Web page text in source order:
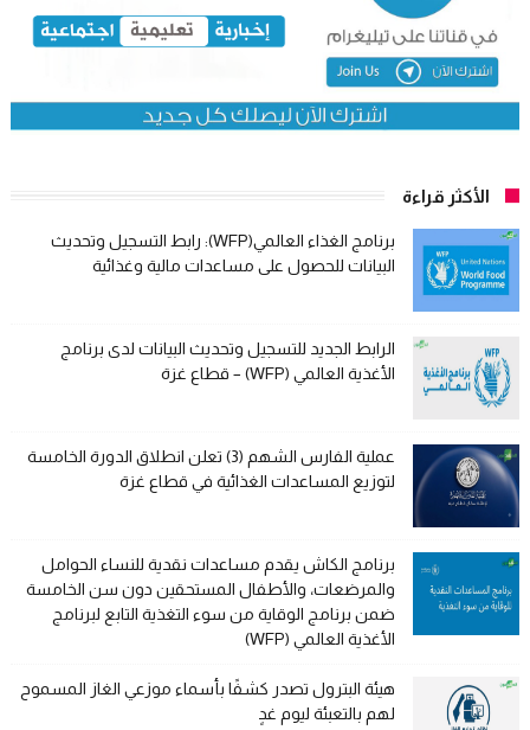
الأكثر قراءة
برنامج الغذاء العالمي(WFP): رابط التسجيل وتحديث
البيانات للحصول على مساعدات مالية وغذائية
الرابط الجديد للتسجيل وتحديث البيانات لدى برنامج
الأغذية العالمي (WFP) – قطاع غزة
عملية الفارس الشهم (3) تعلن انطلاق الدورة الخامسة
لتوزيع المساعدات الغذائية في قطاع غزة
برنامج الكاش يقدم مساعدات نقدية للنساء الحوامل
والمرضعات، والأطفال المستحقين دون سن الخامسة
ضمن برنامج الوقاية من سوء التغذية التابع لبرنامج
الأغذية العالمي (WFP)
هيئة البترول تصدر كشفًا بأسماء موزعي الغاز المسموح
لهم بالتعبئة ليوم غدٍ